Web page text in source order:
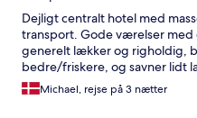
Dejligt centralt hotel med
transport. Gode værelser
generelt lækker og righoldig,
bedre/friskere, og savner lidt
Michael, rejse på 3 nætter